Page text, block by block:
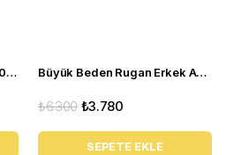
Büyük no ayakkabı US190503-SİYAH Büyük Beden Rugan Erkek Ayakkabı US190504-SİYAH
₺3.780
₺6.300
SEPETE EKLE